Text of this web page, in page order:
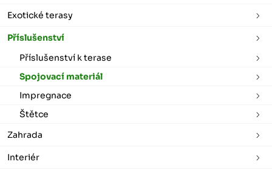
Exotické terasy
Příslušenství
Příslušenství k terase
Spojovací materiál
Impregnace
Štětce
Zahrada
Interiér